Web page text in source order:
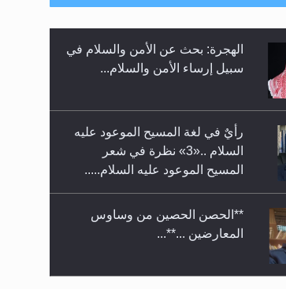
حفل توزيع الشهادات في الجامعة
الأحمدية بنيجيريا لعام 2025
الهجرة: بحث عن الأمن والسلام في
سبيل إرساء الأمن والسلام...
رأيٌ في لغة المسيح الموعود عليه
السلام ..«3» نظرة في شعر
المسيح الموعود عليه السلام.....
**الحصن الحصين من وساوس
المعارضين ...**...